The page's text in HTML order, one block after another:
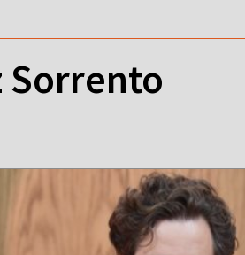
Sorrento